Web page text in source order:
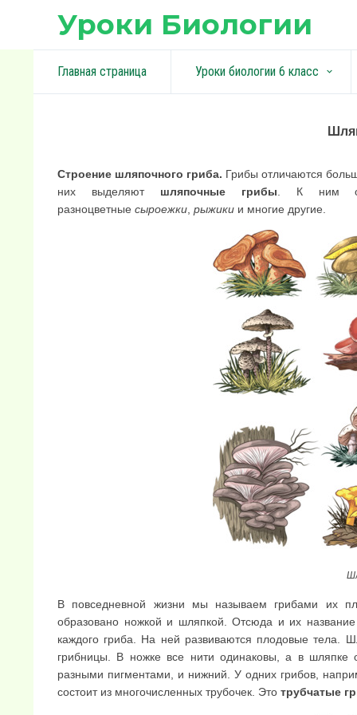
Уроки Биологии
Главная страница Уроки биологии 6 класс keyboard_arrow_down
Строение шляпочного гриба. Грибы отличаются
них выделяют шляпочные грибы . К ним
разноцветные сыроежки рыжики и многие другие.
В повседневной жизни мы называем грибами их
образовано ножкой и шляпкой. Отсюда и их
каждого гриба. На ней развиваются плодовые тела.
грибницы. В ножке все нити одинаковы, а в шляпке
разными пигментами, и нижний. У одних грибов,
состоит из многочисленных трубочек. Это трубчатые